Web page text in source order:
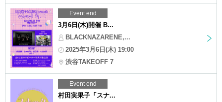
Event end
3月6日(木)開催 B...
BLACKNAZARENE,...
2025年3月6日(木) 19:00
渋谷TAKEOFF 7
Event end
村田実果子「スナ...